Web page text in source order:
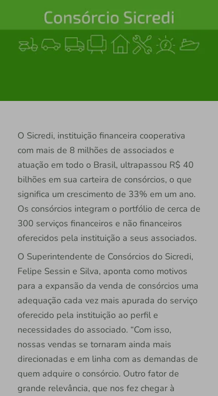
O Sicredi, instituição financeira cooperativa
com mais de 8 milhões de associados e
atuação em todo o Brasil, ultrapassou R$ 40
bilhões em sua carteira de consórcios, o que
significa um crescimento de 33% em um ano.
Os consórcios integram o portfólio de cerca de
300 serviços financeiros e não financeiros
oferecidos pela instituição a seus associados.
O Superintendente de Consórcios do Sicredi,
Felipe Sessin e Silva, aponta como motivos
para a expansão da venda de consórcios uma
adequação cada vez mais apurada do serviço
oferecido pela instituição ao perfil e
necessidades do associado. “Com isso,
nossas vendas se tornaram ainda mais
direcionadas e em linha com as demandas de
quem adquire o consórcio. Outro fator de
grande relevância, que nos fez chegar à